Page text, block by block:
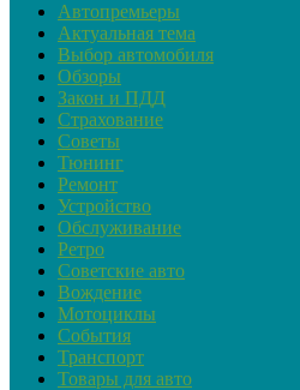
Автопремьеры
Актуальная тема
Выбор автомобиля
Обзоры
Закон и ПДД
Страхование
Советы
Тюнинг
Ремонт
Устройство
Обслуживание
Ретро
Советские авто
Вождение
Мотоциклы
События
Транспорт
Товары для авто